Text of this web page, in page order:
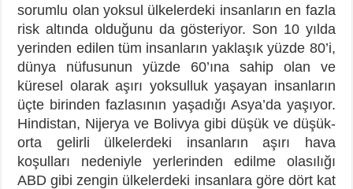
sorumlu olan yoksul ülkelerdeki insanların en fazla
risk altında olduğunu da gösteriyor. Son 10 yılda
yerinden edilen tüm insanların yaklaşık yüzde 80’i,
dünya nüfusunun yüzde 60’ına sahip olan ve
küresel olarak aşırı yoksulluk yaşayan insanların
üçte birinden fazlasının yaşadığı Asya’da yaşıyor.
Hindistan, Nijerya ve Bolivya gibi düşük ve düşük-
orta gelirli ülkelerdeki insanların aşırı hava
koşulları nedeniyle yerlerinden edilme olasılığı
ABD gibi zengin ülkelerdeki insanlara göre dört kat